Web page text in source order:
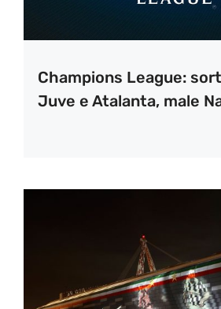
Champions League:
Juve e Atalanta, male